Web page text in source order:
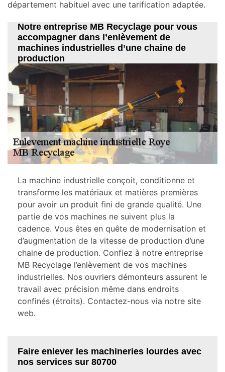
département habituel avec une tarification adaptée.
Notre entreprise MB Recyclage pour vous
accompagner dans l’enlèvement de
machines industrielles d’une chaine de
production
La machine industrielle conçoit, conditionne et
transforme les matériaux et matières premières
pour avoir un produit fini de grande qualité. Une
partie de vos machines ne suivent plus la
cadence. Vous êtes en quête de modernisation et
d’augmentation de la vitesse de production d’une
chaine de production. Confiez à notre entreprise
MB Recyclage l’enlèvement de vos machines
industrielles. Nos ouvriers démonteurs assurent le
travail avec précision même dans endroits
confinés (étroits). Contactez-nous via notre site
web.
Faire enlever les machineries lourdes avec
nos services sur 80700